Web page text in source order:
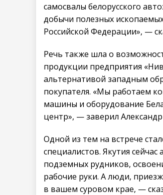
самосвалы белорусского
добычи полезных
Российской Федерации», —
Речь также шла о
продукции предприятия
альтернативой западным
покупателя. «Мы работаем
машины и оборудование
центр», — заверил
Одной из тем на встрече
специалистов. Якутия
подземных рудников,
рабочие руки. А люди,
в вашем суровом крае, —